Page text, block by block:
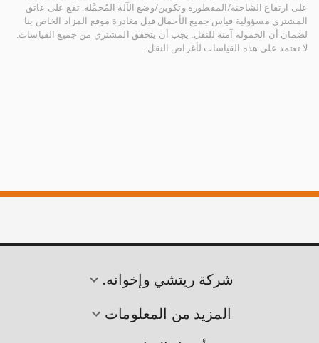
على ارتفاع الشاحنة/المقطورة وتكوين/وضع الآلة المُحمَّلة. تقع على عاتق
المشتري مسؤولية قياس جميع الأحمال قبل مغادرة موقع المزاد الخاص بنا
لضمان أن الحمولة آمنة للنقل. يجب أن يتحقق المشتري من جميع القياسات.
لا تعتمد على هذه القياسات لأغراض النقل.
شركة ريتشي وإخوانه.
المزيد من المعلومات